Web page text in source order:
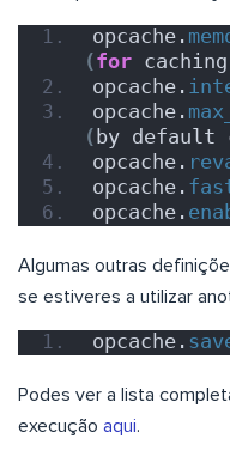
opcache.
(for
opcache.
opcache.
( by default
opcache.
opcache.
opcache.
Algumas outras
se estiveres a utilizar
opcache.
Podes ver a lista
execução aqui.